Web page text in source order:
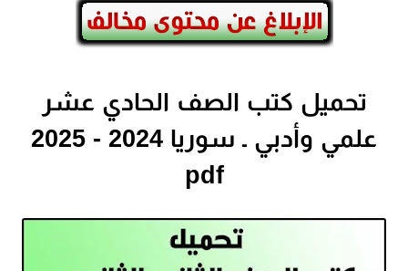
تحميل كتب الصف الحادي عشر
علمي وأدبي ـ سوريا 2024 - 2025
pdf